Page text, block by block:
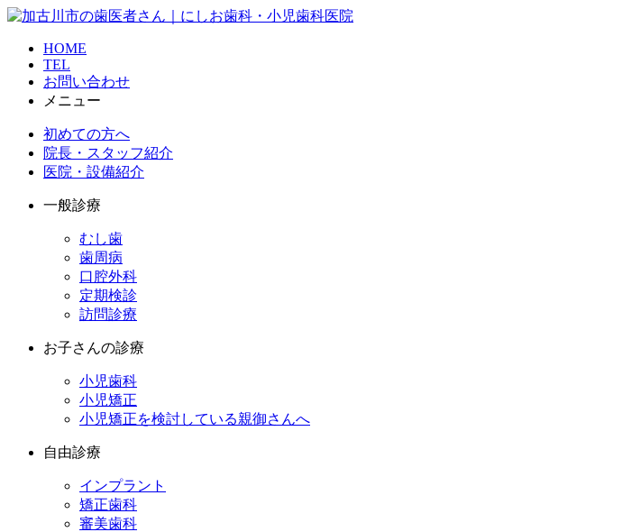
HOME
TEL
お問い合わせ
メニュー
初めての方へ
院長・スタッフ紹介
医院・設備紹介
一般診療
むし歯
歯周病
口腔外科
定期検診
訪問診療
お子さんの診療
小児歯科
小児矯正
小児矯正を検討している親御さんへ
自由診療
インプラント
矯正歯科
審美歯科